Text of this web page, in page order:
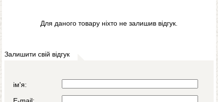
Для даного товару ніхто не залишив відгук.
Залишити свій відгук
ім'я: